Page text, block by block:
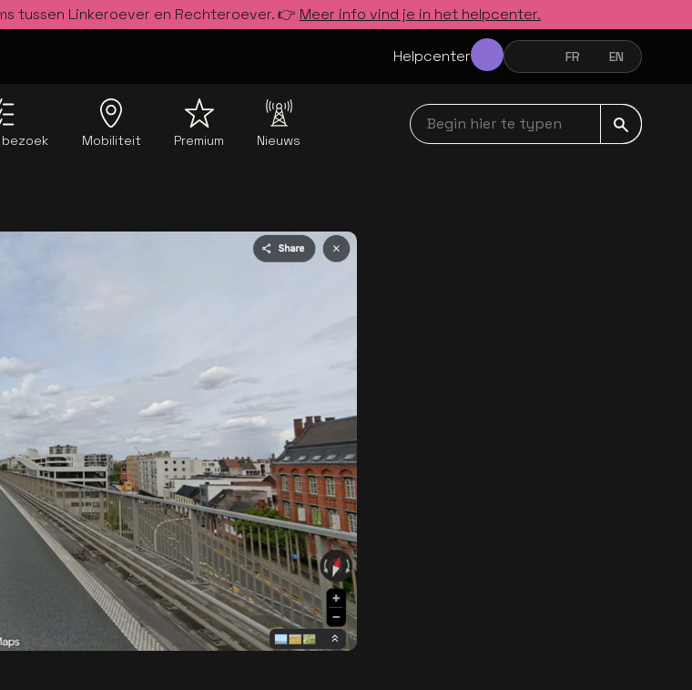
tussen Linkeroever en Rechteroever. 👉 Meer info vind je in het helpcenter.
Helpcenter NEDERLANDSFRANÇAIS
FR ENGLISH
EN
bezoek Mobiliteit Premium Nieuws
Begin hier te typen navbar